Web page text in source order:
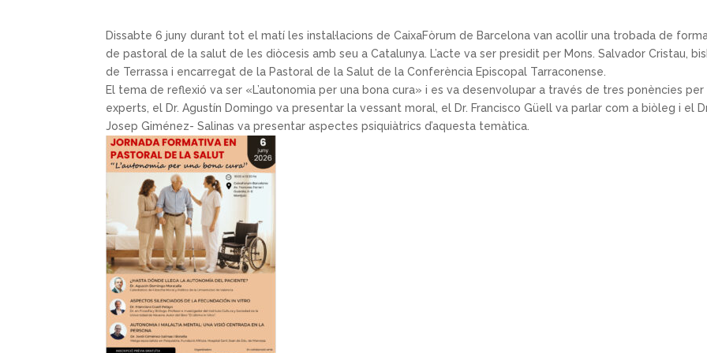
Dissabte 6 juny durant tot el matí les instal·lacions de CaixaFòrum de Barcelona van acollir una trobada de
de pastoral de la salut de les diòcesis amb seu a Catalunya. L’acte va ser presidit per Mons. Salvador Cristau,
de Terrassa i encarregat de la Pastoral de la Salut de la Conferència Episcopal Tarraconense.
El tema de reflexió va ser «L’autonomia per una bona cura» i es va desenvolupar a través de tres ponències per
experts, el Dr. Agustín Domingo va presentar la vessant moral, el Dr. Francisco Güell va parlar com a biòleg i el
Josep Giménez- Salinas va presentar aspectes psiquiàtrics d’aquesta temàtica.